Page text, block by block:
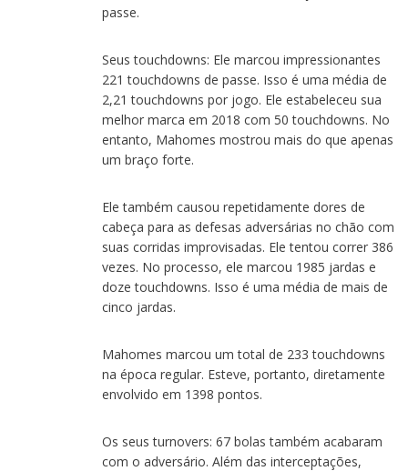
passe.
Seus touchdowns: Ele marcou impressionantes
221 touchdowns de passe. Isso é uma média de
2,21 touchdowns por jogo. Ele estabeleceu sua
melhor marca em 2018 com 50 touchdowns. No
entanto, Mahomes mostrou mais do que apenas
um braço forte.
Ele também causou repetidamente dores de
cabeça para as defesas adversárias no chão com
suas corridas improvisadas. Ele tentou correr 386
vezes. No processo, ele marcou 1985 jardas e
doze touchdowns. Isso é uma média de mais de
cinco jardas.
Mahomes marcou um total de 233 touchdowns
na época regular. Esteve, portanto, diretamente
envolvido em 1398 pontos.
Os seus turnovers: 67 bolas também acabaram
com o adversário. Além das interceptações,